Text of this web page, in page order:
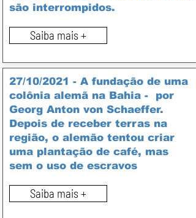
são interrompidos.
Saiba mais +
27/10/2021 - A fundação de uma
colônia alemã na Bahia - por
Georg Anton von Schaeffer.
Depois de receber terras na
região, o alemão tentou criar
uma plantação de café, mas
sem o uso de escravos
Saiba mais +